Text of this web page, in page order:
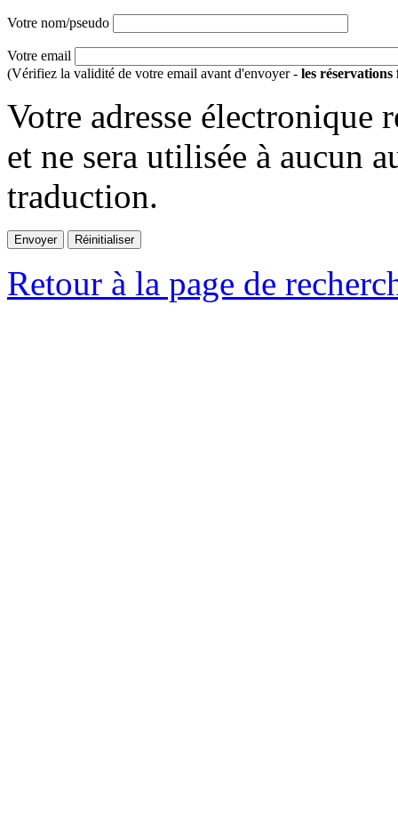
Votre nom/pseudo
Votre email
(Vérifiez la validité de votre email avant d'envoyer - les réservations
Votre adresse électronique
et ne sera utilisée à aucun
traduction.
Retour à la page de